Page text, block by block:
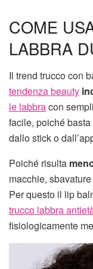
COME
LABBRA
Il trend trucco con
tendenza beauty
le labbracon
facile, poiché basta
dallo stick o
Poiché risulta
macchie,
Per questo il lip
trucco labbra
fisiologicamente